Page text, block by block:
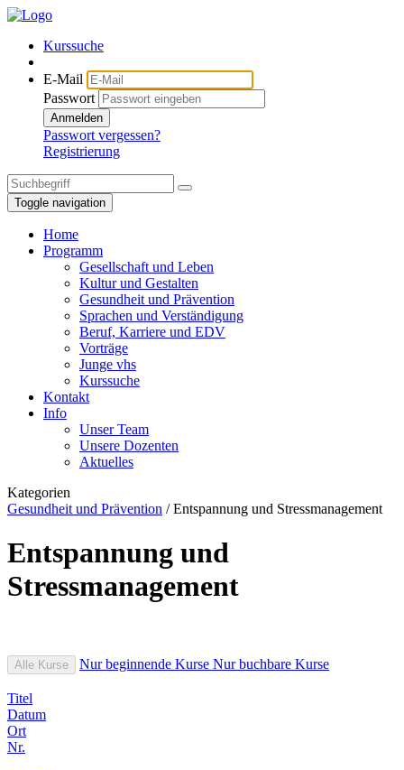
Kurssuche
E-Mail
Passwort
Anmelden
Passwort vergessen?
Registrierung
Toggle navigation
Home
Programm
Gesellschaft und Leben
Kultur und Gestalten
Gesundheit und Prävention
Sprachen und Verständigung
Beruf, Karriere und EDV
Vorträge
Junge vhs
Kurssuche
Kontakt
Info
Unser Team
Unsere Dozenten
Aktuelles
Kategorien
Gesundheit und Prävention /Entspannung und Stressmanagement
Entspannung und
Stressmanagement
Alle Kurse Nur beginnende Kurse Nur buchbare Kurse
Titel
Datum
Ort
Nr.